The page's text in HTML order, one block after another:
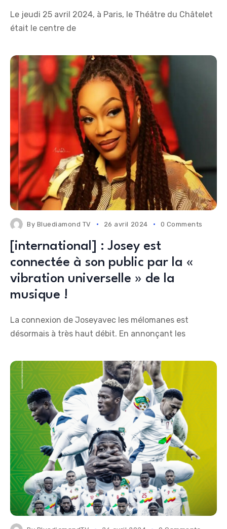
Le jeudi 25 avril 2024, à Paris, le Théâtre du Châtelet
était le centre de
By Bluediamond TV 26 avril 2024 0 Comments
[international] : Josey est
connectée à son public par la «
vibration universelle » de la
musique !
La connexion de Joseyavec les mélomanes est
désormais à très haut débit. En annonçant les